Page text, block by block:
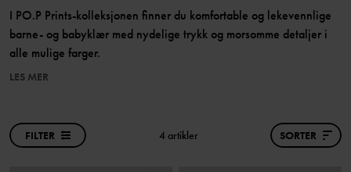
I PO.P Prints-kolleksjonen finner du komfortable og lekevennlige
barne- og babyklær med nydelige trykk og morsomme detaljer i
alle mulige farger.
LES MER
FILTER 4 artikler SORTER